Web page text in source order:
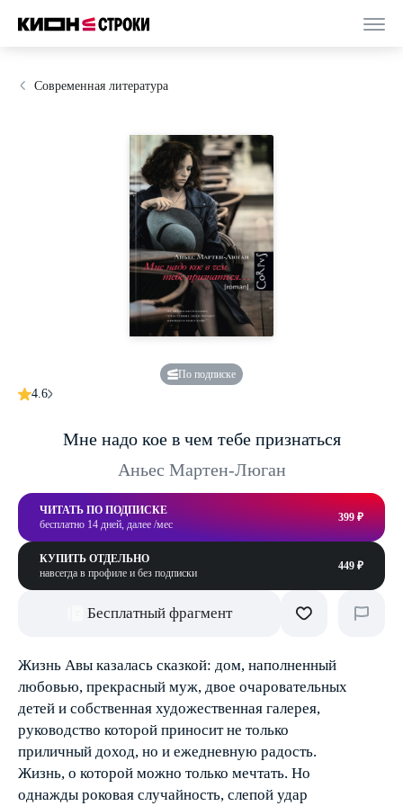
Современная литература
По подписке
4.6
Мне надо кое в чем тебе признаться
Аньес Мартен-Люган
ЧИТАТЬ ПО ПОДПИСКЕ
бесплатно 14 дней, далее /мес
399 ₽
КУПИТЬ ОТДЕЛЬНО
навсегда в профиле и без подписки
449 ₽
Бесплатный фрагмент
Жизнь Авы казалась сказкой: дом, наполненный
любовью, прекрасный муж, двое очаровательных
детей и собственная художественная галерея,
руководство которой приносит не только
приличный доход, но и ежедневную радость.
Жизнь, о которой можно только мечтать. Но
однажды роковая случайность, слепой удар